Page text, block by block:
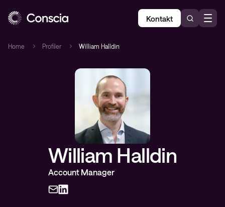
Kontakt
Home Profiler William Halldin
William Halldin
Account Manager